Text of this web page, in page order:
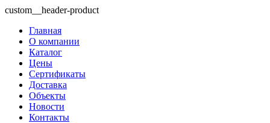
custom__header-product
Главная
О компании
Каталог
Цены
Сертификаты
Доставка
Объекты
Новости
Контакты